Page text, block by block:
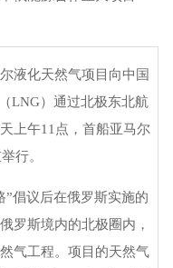
化天然气项目向中国
LNG）通过北极东北航
上午11点，首船亚马尔
议后在俄罗斯实施的
罗斯境内的北极圈内，